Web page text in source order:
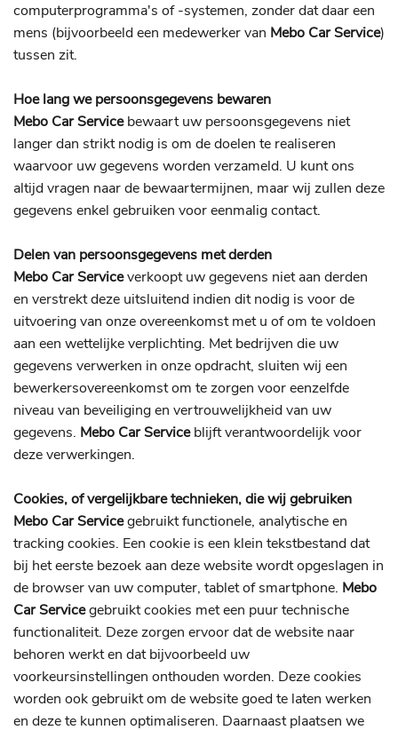
computerprogramma's of -systemen, zonder dat daar een
mens (bijvoorbeeld een medewerker van Mebo Car Service)
tussen zit.
Hoe lang we persoonsgegevens bewaren
Mebo Car Servicebewaart uw persoonsgegevens niet
langer dan strikt nodig is om de doelen te realiseren
waarvoor uw gegevens worden verzameld. U kunt ons
altijd vragen naar de bewaartermijnen, maar wij zullen deze
gegevens enkel gebruiken voor eenmalig contact.
Delen van persoonsgegevens met derden
Mebo Car Serviceverkoopt uw gegevens niet aan derden
en verstrekt deze uitsluitend indien dit nodig is voor de
uitvoering van onze overeenkomst met u of om te voldoen
aan een wettelijke verplichting. Met bedrijven die uw
gegevens verwerken in onze opdracht, sluiten wij een
bewerkersovereenkomst om te zorgen voor eenzelfde
niveau van beveiliging en vertrouwelijkheid van uw
gegevens. Mebo Car Serviceblijft verantwoordelijk voor
deze verwerkingen.
Cookies, of vergelijkbare technieken, die wij gebruiken
Mebo Car Servicegebruikt functionele, analytische en
tracking cookies. Een cookie is een klein tekstbestand dat
bij het eerste bezoek aan deze website wordt opgeslagen in
de browser van uw computer, tablet of smartphone. Mebo
Car Servicegebruikt cookies met een puur technische
functionaliteit. Deze zorgen ervoor dat de website naar
behoren werkt en dat bijvoorbeeld uw
voorkeursinstellingen onthouden worden. Deze cookies
worden ook gebruikt om de website goed te laten werken
en deze te kunnen optimaliseren. Daarnaast plaatsen we